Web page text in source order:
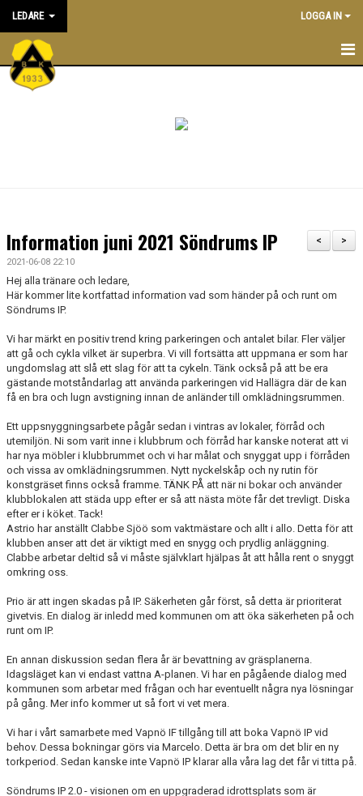
LEDARE LOGGA IN
STARTSIDA
INRIKTNING OCH RIKTLINJER
EKONOMIPOLICY
DOKUMENTBANK
LEDARGUIDER
FÖRSÄKRING FOLKSAM
BOKA SAMLINGSLOKAL, FOTBOLLSPLANER & OMKLÄDNING
NIVÅANPASSNING BK ASTRIO
>
<
Information juni 2021 Söndrums IP
2021-06-08 22:10
Hej alla tränare och ledare,
Här kommer lite kortfattad information vad som händer på och runt om
Söndrums IP.
Vi har märkt en positiv trend kring parkeringen och antalet bilar. Fler väljer
att gå och cykla vilket är superbra. Vi vill fortsätta att uppmana er som har
ungdomslag att slå ett slag för att ta cykeln. Tänk också på att be era
gästande motståndarlag att använda parkeringen vid Hallägra där de kan
få en bra och lugn avstigning innan de anländer till omklädningsrummen.
Ett uppsnyggningsarbete pågår sedan i vintras av lokaler, förråd och
utemiljön. Ni som varit inne i klubbrum och förråd har kanske noterat att vi
har nya möbler i klubbrummet och vi har målat och snyggat upp i förråden
och vissa av omklädningsrummen. Nytt nyckelskåp och ny rutin för
konstgräset finns också framme. TÄNK PÅ att när ni bokar och använder
klubblokalen att städa upp efter er så att nästa möte får det trevligt. Diska
efter er i köket. Tack!
Astrio har anställt Clabbe Sjöö som vaktmästare och allt i allo. Detta för att
klubben anser att det är viktigt med en snygg och prydlig anläggning.
Clabbe arbetar deltid så vi måste självklart hjälpas åt att hålla rent o snyggt
omkring oss.
Prio är att ingen skadas på IP. Säkerheten går först, så detta är prioriterat
givetvis. En dialog är inledd med kommunen om att öka säkerheten på och
runt om IP.
En annan diskussion sedan flera år är bevattning av gräsplanerna.
Idagsläget kan vi endast vattna A-planen. Vi har en pågående dialog med
kommunen som arbetar med frågan och har eventuellt några nya lösningar
på gång. Mer info kommer ut så fort vi vet mera.
Vi har i vårt samarbete med Vapnö IF tillgång till att boka Vapnö IP vid
behov. Dessa bokningar görs via Marcelo. Detta är bra om det blir en ny
torkperiod. Sedan kanske inte Vapnö IP klarar alla våra lag det får vi titta på.
Söndrums IP 2.0 - visionen om en uppgraderad idrottsplats som är